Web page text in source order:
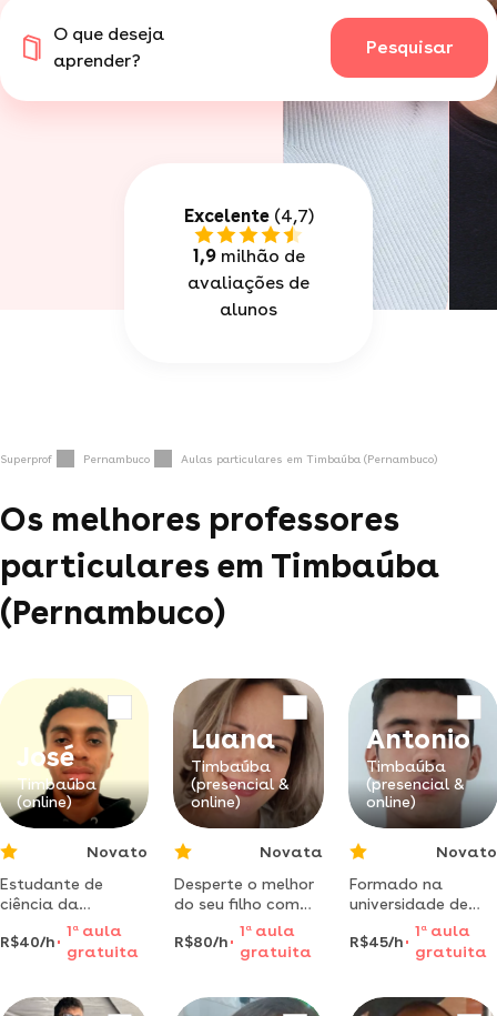
O que deseja
aprender?
Pesquisar
Excelente(4,7)
1,9milhão de
avaliações de
alunos
Superprof Pernambuco Aulas particulares em Timbaúba (Pernambuco)
Os melhores professores
particulares em Timbaúba
(Pernambuco)
José
Timbaúba
(online)
Novato
Estudante de
ciência da
computação dá
aulas de
matemática e
médio em pe.
R$40/h
1 aaula
gratuita
Luana
Timbaúba
(presencial &
online)
Novata
Desperte o melhor
do seu filho com
aulas particulares
transformadoras
que vão além de
R$80/h
1 a aula
gratuita
Antonio
Timbaúba
(presencial &
online)
Novato
Formado na
universidade de
pernambuco em
licenciatura plena
em geografia;
e ciências
R$45/h
1 aaula
gratuita